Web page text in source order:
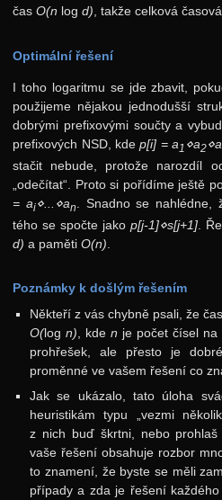
časO(n log d) , takže celková
Optimální řešení
I toho logaritmu se jde zbavit,
použijeme nějakou jednodušší
dobrými prefixovými součty a
prefixových NSD, kdep[i] = a1 ⋄a2⋄a
stačit nebude, protože narozdíl
„odečítat“. Proto si pořídíme ještě
= ai⋄...⋄an . Snadno se
tého se spočte jakop[j-1]⋄s[j+1] .
d) a pamětiO(n)
Poznámky k došlým řešením
Někteří z vás chybně psali, že
O(log n) , kden je počet čísel
prohřešek, ale přesto je
proměnné ve vašem řešení co
Jak se ukázalo, tato úloha
heuristikám typu „vezmi
z nich buď škrtni, nebo
vaše řešení obsahuje rozbor
to znamení, že byste se měli
případy a zda je řešení